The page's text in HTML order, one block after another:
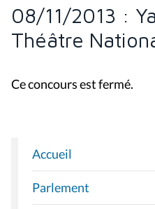
08/11/2013 :
Théâtre
Ce concours est fermé.
N
A
V
Accueil
Parlement